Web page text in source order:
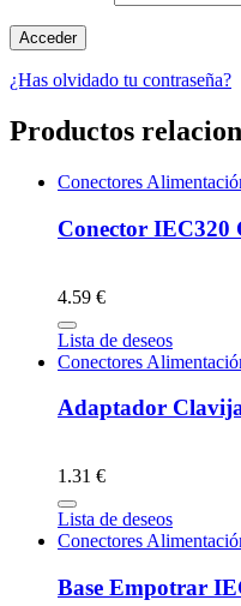
¿Has olvidado tu contraseña?
Productos
Conectores
Conector IEC320
4.59 €
Lista de deseos
Conectores
Adaptador
1.31 €
Lista de deseos
Conectores
Base Empotrar